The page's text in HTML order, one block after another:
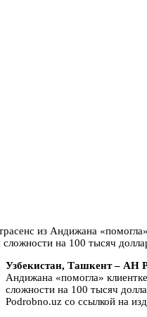
Узбекистан, Ташкент – АН
Андижана «помогла»
сложности на 100 тысяч
Podrobno.uz со ссылкой на